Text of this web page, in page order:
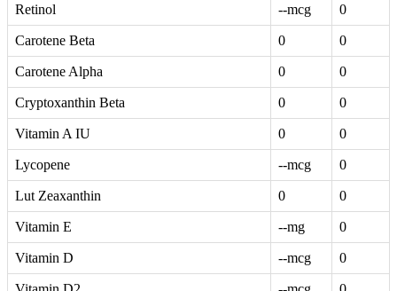
Retinol --mcg 0
Carotene Beta 0 0
Carotene Alpha 0 0
Cryptoxanthin Beta 0 0
Vitamin A IU 0 0
Lycopene --mcg 0
Lut Zeaxanthin 0 0
Vitamin E --mg 0
Vitamin D --mcg 0